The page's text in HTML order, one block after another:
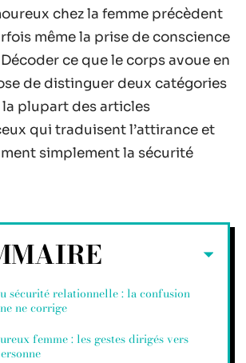
chez la femme précèdent
même la prise de conscience
ce que le corps avoue en
de distinguer deux catégories
la plupart des articles
qui traduisent l’attirance et
simplement la sécurité
sécurité relationnelle : la confusion
ne corrige
femme : les gestes dirigés vers